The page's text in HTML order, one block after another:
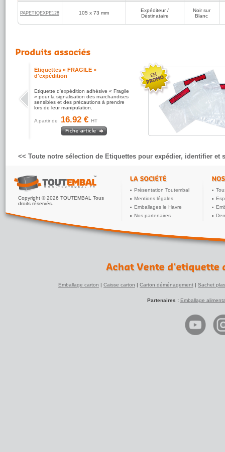
PAPETIQEXPE128 105 x 73 mm
Expéditeur /
Déstinataire
Noir sur
Blanc
Pochette porte-document adhésive
standard
Pochette documents inclus adhésive, la
pochette porte-document incontournable
pour l'expédition de marchandise.
A partir de 30.95 €HT
<< Toute notre sélection de Etiquettes pour expédier, identifier et
Copyright © 2026 TOUTEMBAL Tous
droits réservés.
Présentation Toutembal
Mentions légales
Emballages le Havre
Nos partenaires
Emballage carton | Caisse carton | Carton déménagement | Sachet
Partenaires : Emballage